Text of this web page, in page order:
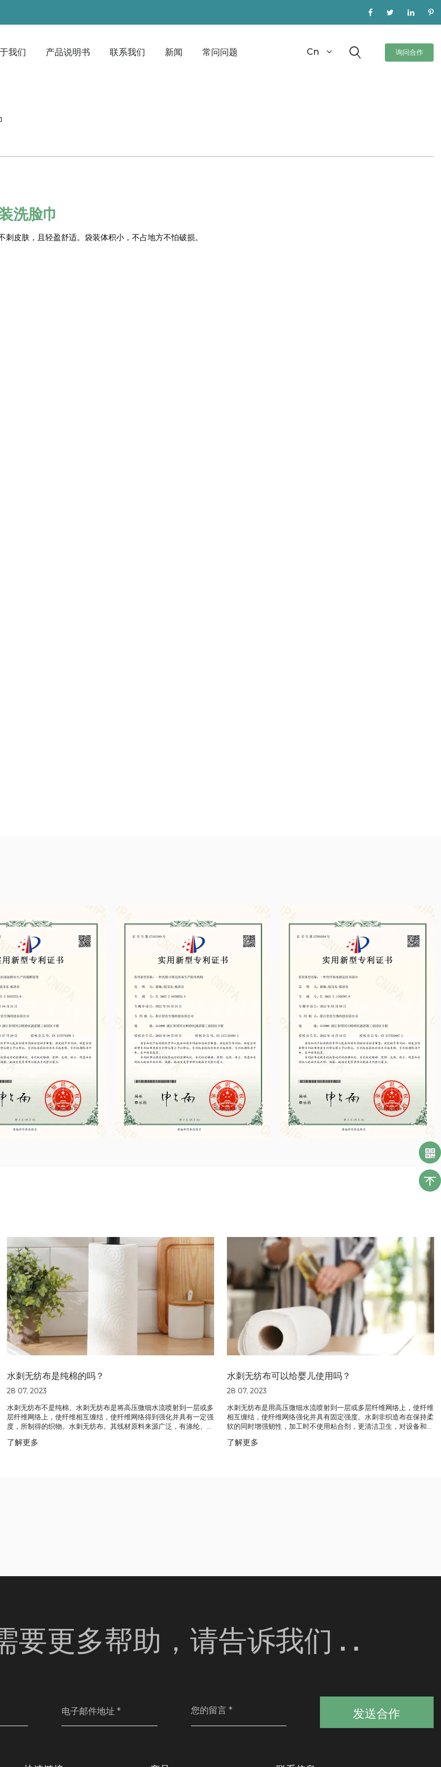
我们 产品说明书 联系我们 新闻 常问问题 Cn 询问合作
洗脸巾
刺皮肤，且轻盈舒适。袋装体积小，不占地方不怕破损。
水刺无纺布是纯棉的吗？
28 07, 2023
水刺无纺布不是纯棉。水刺无纺布是将高压微细水流喷射到一层或多
层纤维网络上，使纤维相互缠结，使纤维网络得到强化并具有一定强
度，所制得的织物。水刺无纺布。其线材原料来源广泛，有涤纶、尼
维、木浆纤维、海藻纤维等。
了解更多
水刺无纺布可以给婴儿使用吗？
28 07, 2023
水刺无纺布是用高压微细水流喷射到一层或多层纤维网络上，使纤维
相互缠结，使纤维网络强化并具有固定强度。水刺非织造布在保持柔
软的同时增强韧性，加工时不使用粘合剂，更清洁卫生，对设备和水
湿巾的合适材料。
了解更多
要更多帮助，请告诉我们 . .
发送合作